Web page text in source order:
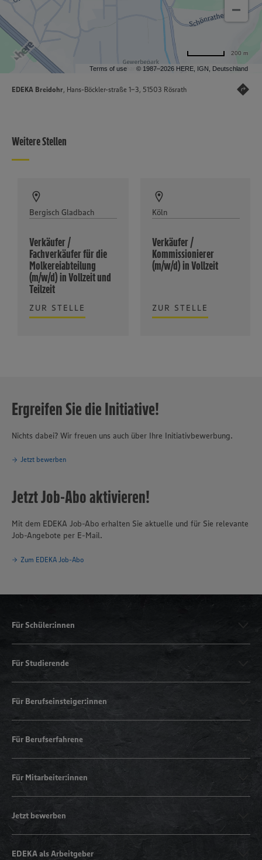
Terms of use © 1987–2026 HERE, IGN, Deutschland
200 m
EDEKA Breidohr , Hans-Böckler-straße 1-3, 51503 Rösrath
Weitere Stellen
Bergisch Gladbach
Verkäufer /
Fachverkäufer für die
Molkereiabteilung
(m/w/d) in Vollzeit und
Teilzeit
ZUR STELLE
Köln
Verkäufer /
Kommissionierer
(m/w/d) in Vollzeit
ZUR STELLE
Ergreifen Sie die Initiative!
Nichts dabei? Wir freuen uns auch über Ihre Initiativbewerbung.
Jetzt bewerben
Jetzt Job-Abo aktivieren!
Mit dem EDEKA Job-Abo erhalten Sie aktuelle und für Sie relevante
Job-Angebote per E-Mail.
Zum EDEKA Job-Abo
Für Schüler:innen
Für Studierende
Für Berufseinsteiger:innen
Für Berufserfahrene
Für Mitarbeiter:innen
Jetzt bewerben
EDEKA als Arbeitgeber